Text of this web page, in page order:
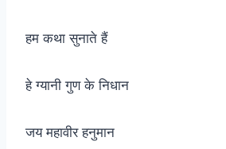
हम कथा सुनाते हैं
हे ग्यानी गुण के निधान
जय महावीर हनुमान